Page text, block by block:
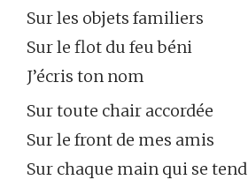
Sur les objets familiers
Sur le flot du feu béni
J’écris ton nom
Sur toute chair accordée
Sur le front de mes amis
Sur chaque main qui se tend